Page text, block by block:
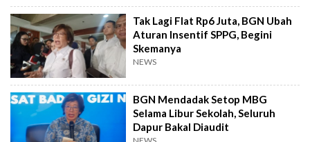
Tak Lagi Flat Rp6 Juta, BGN Ubah
Aturan Insentif SPPG, Begini
Skemanya
NEWS
BGN Mendadak Setop MBG
Selama Libur Sekolah, Seluruh
Dapur Bakal Diaudit